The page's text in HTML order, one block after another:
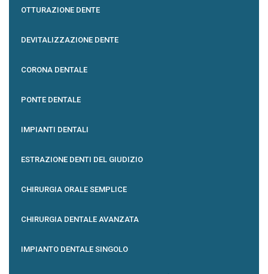
OTTURAZIONE DENTE
DEVITALIZZAZIONE DENTE
CORONA DENTALE
PONTE DENTALE
IMPIANTI DENTALI
ESTRAZIONE DENTI DEL GIUDIZIO
CHIRURGIA ORALE SEMPLICE
CHIRURGIA DENTALE AVANZATA
IMPIANTO DENTALE SINGOLO